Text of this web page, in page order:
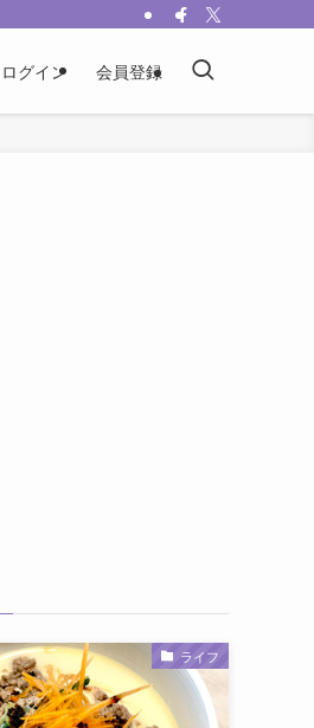
ログイン 会員登録
ライフ